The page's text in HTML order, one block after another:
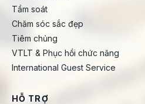
Tầm soát
Chăm sóc sắc đẹp
Tiêm chủng
VTLT & Phục hồi chức năng
International Guest Service
HỖ TRỢ